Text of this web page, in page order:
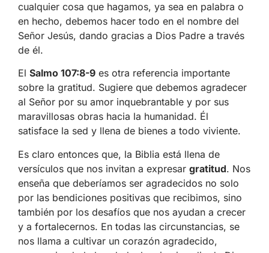
cualquier cosa que hagamos, ya sea en palabra o
en hecho, debemos hacer todo en el nombre del
Señor Jesús, dando gracias a Dios Padre a través
de él.
El Salmo 107:8-9 es otra referencia importante
sobre la gratitud. Sugiere que debemos agradecer
al Señor por su amor inquebrantable y por sus
maravillosas obras hacia la humanidad. Él
satisface la sed y llena de bienes a todo viviente.
Es claro entonces que, la Biblia está llena de
versículos que nos invitan a expresar gratitud. Nos
enseña que deberíamos ser agradecidos no solo
por las bendiciones positivas que recibimos, sino
también por los desafíos que nos ayudan a crecer
y a fortalecernos. En todas las circunstancias, se
nos llama a cultivar un corazón agradecido,